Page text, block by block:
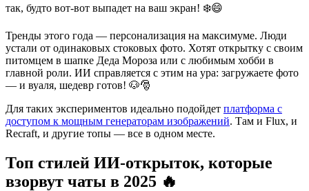
так, будто вот-вот выпадет на ваш экран! ❄️😄
Тренды этого года — персонализация на максимуме. Люди
устали от одинаковых стоковых фото. Хотят открытку с своим
питомцем в шапке Деда Мороза или с любимым хобби в
главной роли. ИИ справляется с этим на ура: загружаете фото
— и вуаля, шедевр готов! 🐶🎅
Для таких экспериментов идеально подойдет платформа с
доступом к мощным генераторам изображений. Там и Flux, и
Recraft, и другие топы — все в одном месте.
Топ стилей ИИ-открыток, которые
взорвут чаты в 2025 🔥